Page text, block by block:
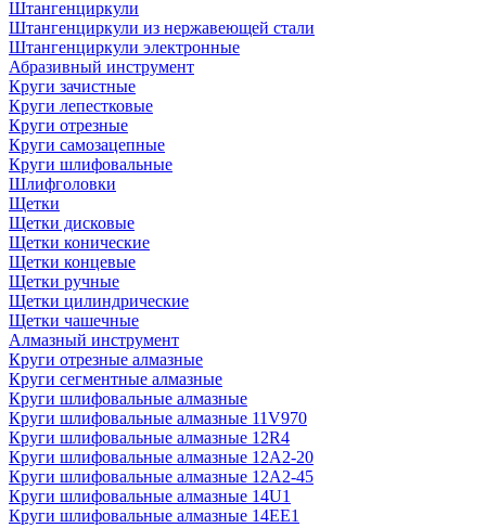
Штангенциркули
Штангенциркули из нержавеющей стали
Штангенциркули электронные
Абразивный инструмент
Круги зачистные
Круги лепестковые
Круги отрезные
Круги самозацепные
Круги шлифовальные
Шлифголовки
Щетки
Щетки дисковые
Щетки конические
Щетки концевые
Щетки ручные
Щетки цилиндрические
Щетки чашечные
Алмазный инструмент
Круги отрезные алмазные
Круги сегментные алмазные
Круги шлифовальные алмазные
Круги шлифовальные алмазные 11V970
Круги шлифовальные алмазные 12R4
Круги шлифовальные алмазные 12А2-20
Круги шлифовальные алмазные 12А2-45
Круги шлифовальные алмазные 14U1
Круги шлифовальные алмазные 14ЕЕ1